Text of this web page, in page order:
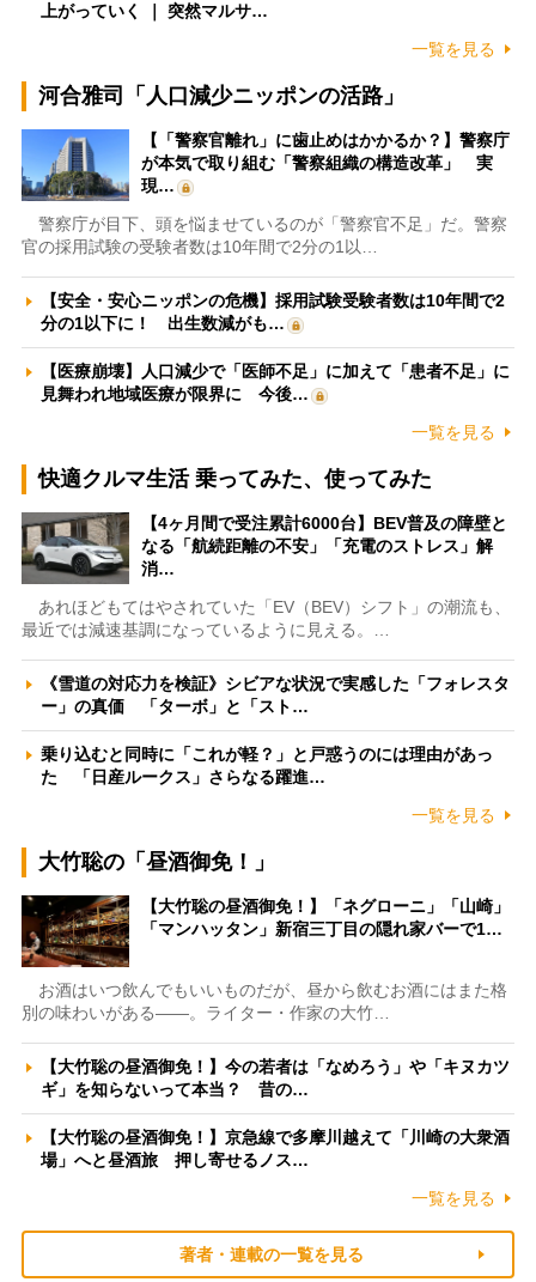
上がっていく ｜ 突然マルサ…
一覧を見る
河合雅司「人口減少ニッポンの活路」
【「警察官離れ」に歯止めはかかるか？】警察庁
が本気で取り組む「警察組織の構造改革」 実
現…
警察庁が目下、頭を悩ませているのが「警察官不足」だ。警察
官の採用試験の受験者数は10年間で2分の1以…
【安全・安心ニッポンの危機】採用試験受験者数は10年間で2
分の1以下に！ 出生数減がも…
【医療崩壊】人口減少で「医師不足」に加えて「患者不足」に
見舞われ地域医療が限界に 今後…
一覧を見る
快適クルマ生活 乗ってみた、使ってみた
【4ヶ月間で受注累計6000台】BEV普及の障壁と
なる「航続距離の不安」「充電のストレス」解
消…
あれほどもてはやされていた「EV（BEV）シフト」の潮流も、
最近では減速基調になっているように見える。…
《雪道の対応力を検証》シビアな状況で実感した「フォレスタ
ー」の真価 「ターボ」と「スト…
乗り込むと同時に「これが軽？」と戸惑うのには理由があっ
た 「日産ルークス」さらなる躍進…
一覧を見る
大竹聡の「昼酒御免！」
【大竹聡の昼酒御免！】「ネグローニ」「山崎」
「マンハッタン」新宿三丁目の隠れ家バーで1…
お酒はいつ飲んでもいいものだが、昼から飲むお酒にはまた格
別の味わいがある――。ライター・作家の大竹…
【大竹聡の昼酒御免！】今の若者は「なめろう」や「キヌカツ
ギ」を知らないって本当？ 昔の…
【大竹聡の昼酒御免！】京急線で多摩川越えて「川崎の大衆酒
場」へと昼酒旅 押し寄せるノス…
一覧を見る
著者・連載の一覧を見る